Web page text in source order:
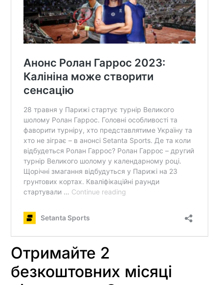
Отримайте 2
безкоштовних місяці